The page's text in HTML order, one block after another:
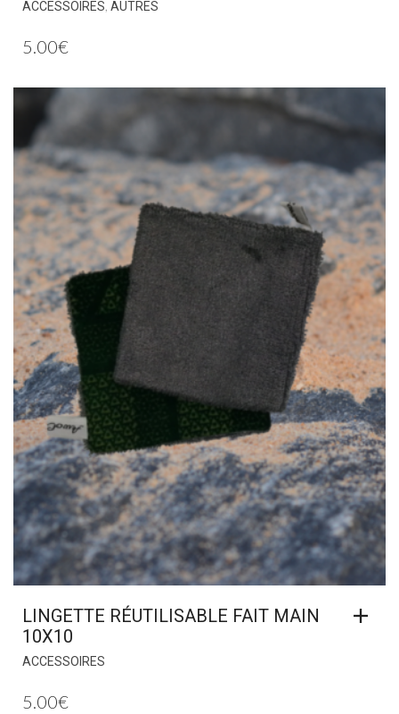
ACCESSOIRES, AUTRES
5.00€
LINGETTE RÉUTILISABLE FAIT MAIN
10X10
ACCESSOIRES
5.00€